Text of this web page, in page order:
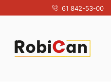
61 842-53-00